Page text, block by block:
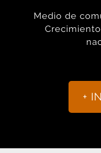
Medio de
+